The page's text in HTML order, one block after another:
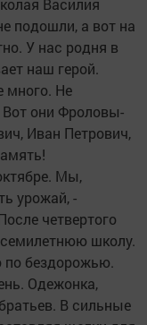
Василия
подошли, а вот на
У нас родня в
наш герой.
много. Не
Вот они Фроловы-
Иван Петрович,
Мы,
урожай, -
четвертого
школу.
по бездорожью.
Одежонка,
В сильные